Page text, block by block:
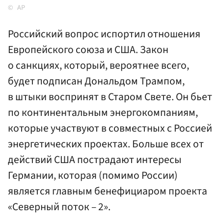
AP
Российский вопрос испортил отношения
Европейского союза и США. Закон
о санкциях, который, вероятнее всего,
будет подписан Дональдом Трампом,
в штыки воспринят в Старом Свете. Он бьет
по континентальным энергокомпаниям,
которые участвуют в совместных с Россией
энергетических проектах. Больше всех от
действий США пострадают интересы
Германии, которая (помимо России)
является главным бенефициаром проекта
«Северный поток – 2».